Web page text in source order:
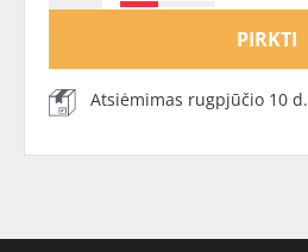
PIRKTI
Atsiėmimas rugpjūčio 10 d.